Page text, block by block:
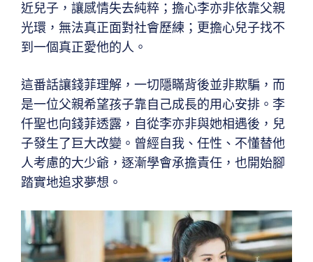
近兒子，讓感情失去純粹；擔心李亦非依靠父親
光環，無法真正面對社會歷練；更擔心兒子找不
到一個真正愛他的人。
這番話讓錢菲理解，一切隱瞞背後並非欺騙，而
是一位父親希望孩子靠自己成長的用心安排。李
仟聖也向錢菲透露，自從李亦非與她相遇後，兒
子發生了巨大改變。曾經自我、任性、不懂替他
人考慮的大少爺，逐漸學會承擔責任，也開始腳
踏實地追求夢想。